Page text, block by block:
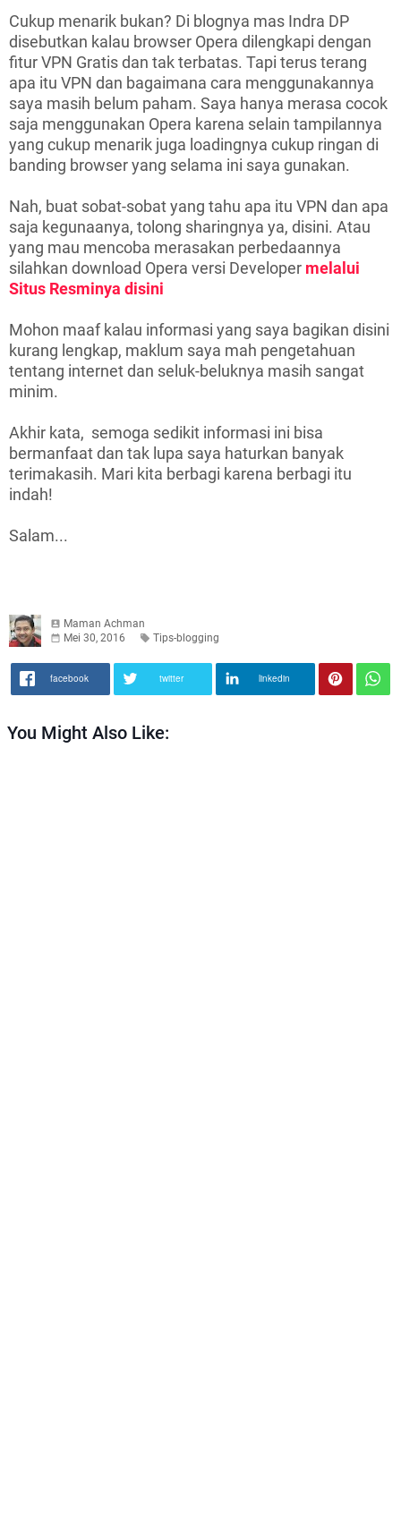
Cukup menarik bukan? Di blognya mas Indra DP
disebutkan kalau browser Opera dilengkapi dengan
fitur VPN Gratis dan tak terbatas. Tapi terus terang
apa itu VPN dan bagaimana cara menggunakannya
saya masih belum paham. Saya hanya merasa cocok
saja menggunakan Opera karena selain tampilannya
yang cukup menarik juga loadingnya cukup ringan di
banding browser yang selama ini saya gunakan.
Nah, buat sobat-sobat yang tahu apa itu VPN dan apa
saja kegunaanya, tolong sharingnya ya, disini. Atau
yang mau mencoba merasakan perbedaannya
silahkan download Opera versi Developer melalui
Situs Resminya disini
Mohon maaf kalau informasi yang saya bagikan disini
kurang lengkap, maklum saya mah pengetahuan
tentang internet dan seluk-beluknya masih sangat
minim.
Akhir kata, semoga sedikit informasi ini bisa
bermanfaat dan tak lupa saya haturkan banyak
terimakasih. Mari kita berbagi karena berbagi itu
indah!
Salam...
Maman Achman
Mei 30, 2016
Tips-blogging
facebook twitter linkedin
You Might Also Like: